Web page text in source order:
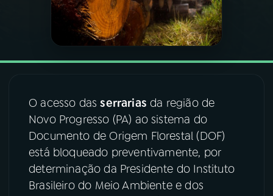
VIDEOCASTS
08 FESTIVAL DE MÚSICA
ACOMPANHE A RÁDIO NACIONAL
YouTube Facebook
O acesso dasserrarias da região de
Novo Progresso (PA) ao sistema do
Documento de Origem Florestal (DOF)
está bloqueado preventivamente, por
determinação da Presidente do Instituto
Brasileiro do Meio Ambiente e dos